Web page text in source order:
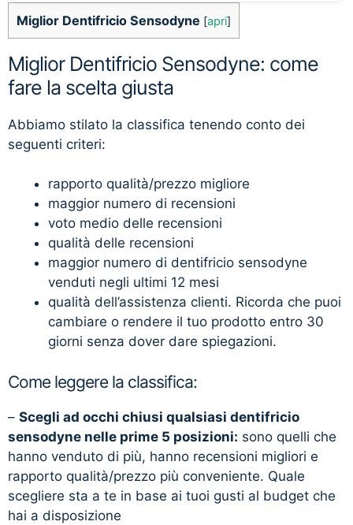
Miglior Dentifricio Sensodyne [apri]
Miglior Dentifricio Sensodyne: come
fare la scelta giusta
Abbiamo stilato la classifica tenendo conto dei
seguenti criteri:
rapporto qualità/prezzo migliore
maggior numero di recensioni
voto medio delle recensioni
qualità delle recensioni
maggior numero di dentifricio sensodyne
venduti negli ultimi 12 mesi
qualità dell’assistenza clienti. Ricorda che puoi
cambiare o rendere il tuo prodotto entro 30
giorni senza dover dare spiegazioni.
Come leggere la classifica:
– Scegli ad occhi chiusi qualsiasi dentifricio
sensodyne nelle prime 5 posizioni: sono quelli che
hanno venduto di più, hanno recensioni migliori e
rapporto qualità/prezzo più conveniente. Quale
scegliere sta a te in base ai tuoi gusti al budget che
hai a disposizione